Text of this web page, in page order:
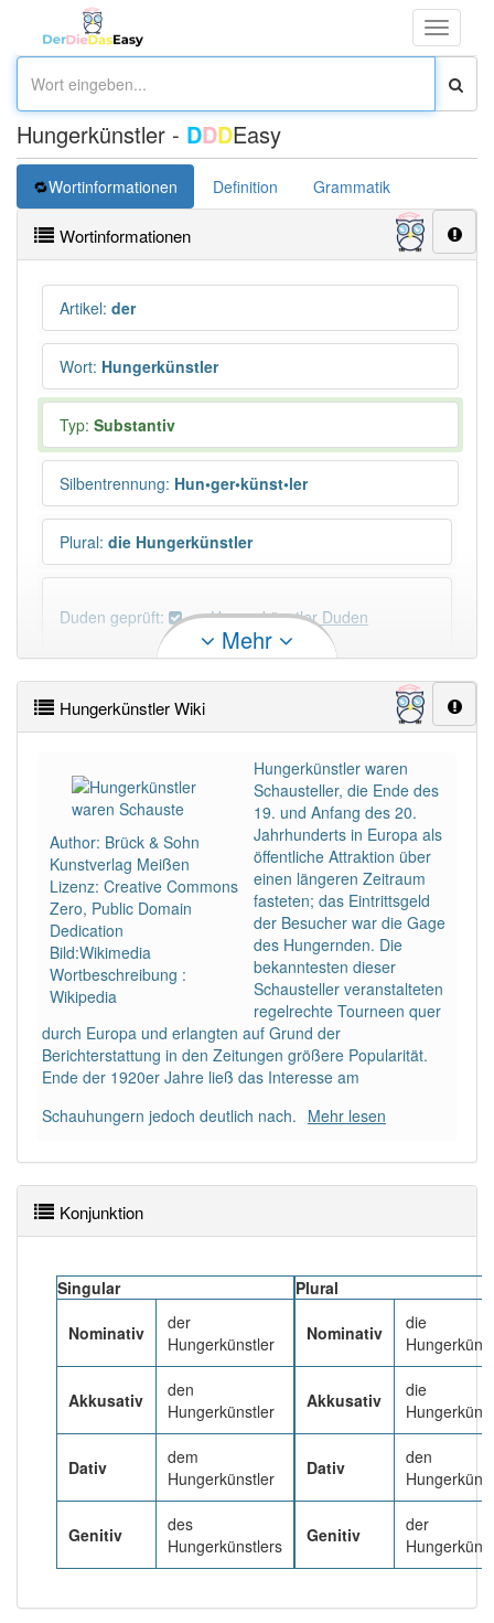
Toggle
Hungerkünstler - DDDEasy
Wortinformationen Definition Grammatik
Wortinformationen
Artikel: der
Wort: Hungerkünstler
Typ: Substantiv
Silbentrennung: Hun•ger•künst•ler
Plural: die Hungerkünstler
Duden geprüft: Hungerkünstler Duden
×
Wörter, die mit "-ler" enden, haben fast immer
DER:1 397
DIE:9 Ausnahmen Beispiele
DAS:11Ausnahmen Beispiele
PowerIndex:3
Häufigkeit: 4 von 10
93% unserer Spielapp-Nutzer haben den Artikel
Mehr
Hungerkünstler Wiki
Author: Brück & Sohn
Kunstverlag Meißen
Lizenz: Creative Commons
Zero, Public Domain
Dedication
Bild:Wikimedia
Wortbeschreibung :
Wikipedia
Hungerkünstler waren
Schausteller, die Ende des
19. und Anfang des 20.
Jahrhunderts in Europa als
öffentliche Attraktion über
einen längeren Zeitraum
fasteten; das Eintrittsgeld
der Besucher war die Gage
des Hungernden. Die
bekanntesten dieser
Schausteller veranstalteten
regelrechte Tourneen quer
durch Europa und erlangten auf Grund der
Berichterstattung in den Zeitungen größere Popularität.
Ende der 1920er Jahre ließ das Interesse am
Schauhungern jedoch deutlich nach. Mehr lesen
Konjunktion
Singular
Nominativ
der
Hungerkünstler
Akkusativ
den
Hungerkünstler
Dativ
dem
Hungerkünstler
Genitiv
des
Hungerkünstlers
Plural
Nominativ
die
Akkusativ
die
Dativ
den
Genitiv
der